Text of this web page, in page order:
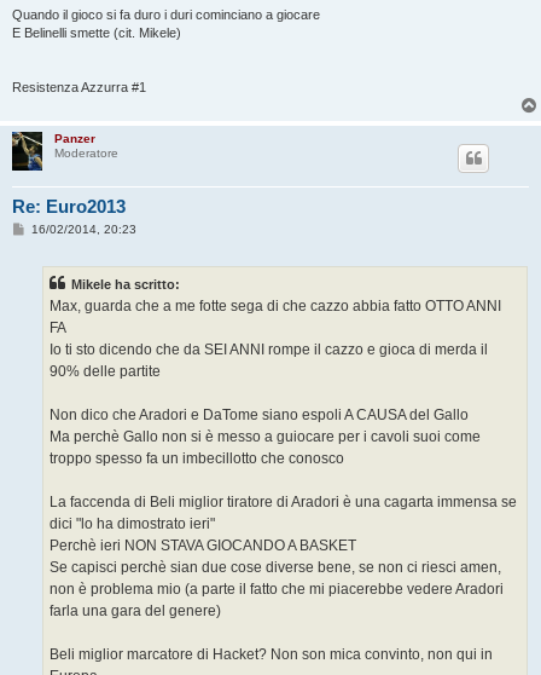
Quando il gioco si fa duro i duri cominciano a giocare
E Belinelli smette (cit. Mikele)
Resistenza Azzurra #1
Panzer
Moderatore
Re: Euro2013
M
16/02/2014, 20:23
Mikele ha scritto:
Max, guarda che a me fotte sega di che cazzo abbia fatto OTTO ANNI
FA
Io ti sto dicendo che da SEI ANNI rompe il cazzo e gioca di merda il
90% delle partite
Non dico che Aradori e DaTome siano espoli A CAUSA del Gallo
Ma perchè Gallo non si è messo a guiocare per i cavoli suoi come
troppo spesso fa un imbecillotto che conosco
La faccenda di Beli miglior tiratore di Aradori è una cagarta immensa se
dici "lo ha dimostrato ieri"
Perchè ieri NON STAVA GIOCANDO A BASKET
Se capisci perchè sian due cose diverse bene, se non ci riesci amen,
non è problema mio (a parte il fatto che mi piacerebbe vedere Aradori
farla una gara del genere)
Beli miglior marcatore di Hacket? Non son mica convinto, non qui in